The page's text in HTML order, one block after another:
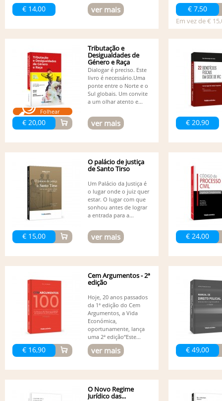
€ 14,00 ver mais € 7,50
Em vez de €
Folhear
€ 20,00
Tributação e
Desigualdades de
Género e Raça
Dialogar é preciso. Este
livro é necessário.Uma
ponte entre o Norte e o
Sul globais. Um convite
a um olhar atento e...
ver mais € 20,90
€ 15,00
O palácio de justiça
de Santo Tirso
Um Palácio da Justiça é
o lugar onde o juiz quer
estar. O lugar com que
sonhou antes de lograr
a entrada para a...
ver mais € 24,00
€ 16,90
Cem Argumentos - 2ª
edição
Hoje, 20 anos passados
da 1ª edição do Cem
Argumentos, a Vida
Económica,
oportunamente, lança
uma 2ª edição“Este...
ver mais € 49,00
O Novo Regime
Jurídico das...